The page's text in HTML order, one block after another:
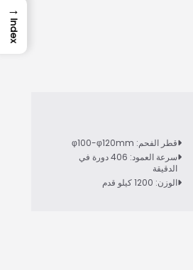
قطر الفحم: φ100-φ120mm
سرعة العمود: 406 دورة في
الدقيقة
الوزن: 1200 كيلو قدم
→
Index